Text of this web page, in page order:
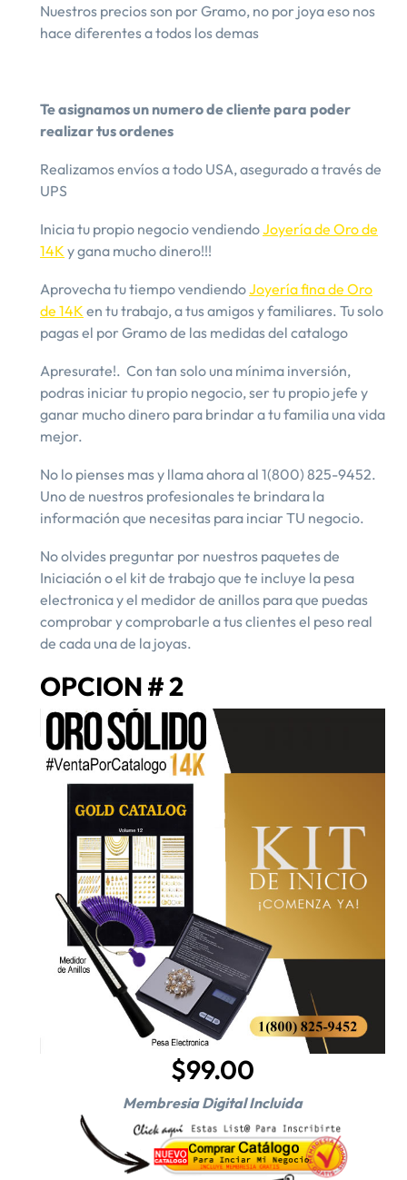
Nuestros precios son por Gramo, no por joya eso nos
hace diferentes a todos los demas
Te asignamos un numero de cliente para poder
realizar tus ordenes
Realizamos envíos a todo USA, asegurado a través de
UPS
Inicia tu propio negocio vendiendoJoyería de Oro de
14K y gana mucho dinero!!!
Aprovecha tu tiempo vendiendoJoyería fina de Oro
de 14K en tu trabajo, a tus amigos y familiares. Tu solo
pagas el por Gramo de las medidas del catalogo
​Apresurate!. ​ Con tan solo una mínima inversión,
podras iniciar tu propio negocio, ser tu propio jefe y
ganar mucho dinero para brindar a tu familia una vida
mejor.
No lo pienses mas y llama ahora al 1(800) 825-9452.
Uno de nuestros profesionales te brindara la
información que necesitas para inciar TU negocio.
​No olvides preguntar por nuestros paquetes de
Iniciación o el kit de trabajo que te incluye la pesa
electronica y el medidor de anillos para que puedas
comprobar y comprobarle a tus clientes el peso real
de cada una de la joyas.
OPCION # 2
$99.00
Membresia Digital Incluida